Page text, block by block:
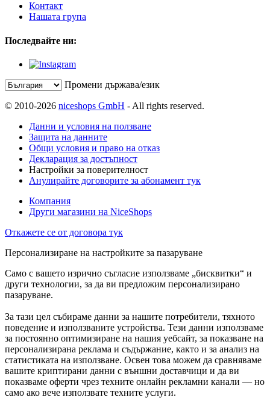
Контакт
Нашата група
Последвайте ни:
Промени държава/език
© 2010-2026 niceshops GmbH - All rights reserved.
Данни и условия на ползване
Защита на данните
Общи условия и право на отказ
Декларация за достъпност
Настройки за поверителност
Анулирайте договорите за абонамент тук
Компания
Други магазини на NiceShops
Откажете се от договора тук
Персонализиране на настройките за пазаруване
Само с вашето изрично съгласие използваме „бисквитки“ и
други технологии, за да ви предложим персонализирано
пазаруване.
За тази цел събираме данни за нашите потребители, тяхното
поведение и използваните устройства. Тези данни използваме
за постоянно оптимизиране на нашия уебсайт, за показване на
персонализирана реклама и съдържание, както и за анализ на
статистиката на използване. Освен това можем да сравняваме
вашите криптирани данни с външни доставчици и да ви
показваме оферти чрез техните онлайн рекламни канали — но
само ако вече използвате техните услуги.